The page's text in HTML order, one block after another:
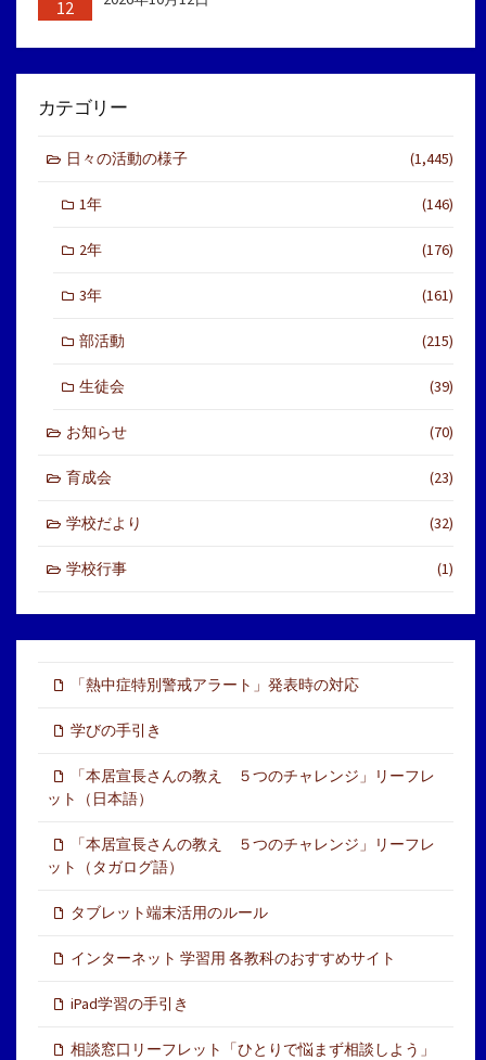
12
カテゴリー
日々の活動の様子 (1,445)
1年 (146)
2年 (176)
3年 (161)
部活動 (215)
生徒会 (39)
お知らせ (70)
育成会 (23)
学校だより (32)
学校行事 (1)
「熱中症特別警戒アラート」発表時の対応
学びの手引き
「本居宣長さんの教え ５つのチャレンジ」リーフレ
ット（日本語）
「本居宣長さんの教え ５つのチャレンジ」リーフレ
ット（タガログ語）
タブレット端末活用のルール
インターネット 学習用 各教科のおすすめサイト
iPad学習の手引き
相談窓口リーフレット「ひとりで悩まず相談しよう」